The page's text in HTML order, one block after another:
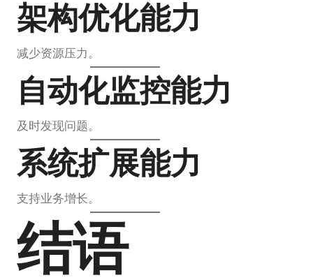
架构优化能力
减少资源压力。
自动化监控能力
及时发现问题。
系统扩展能力
支持业务增长。
结语